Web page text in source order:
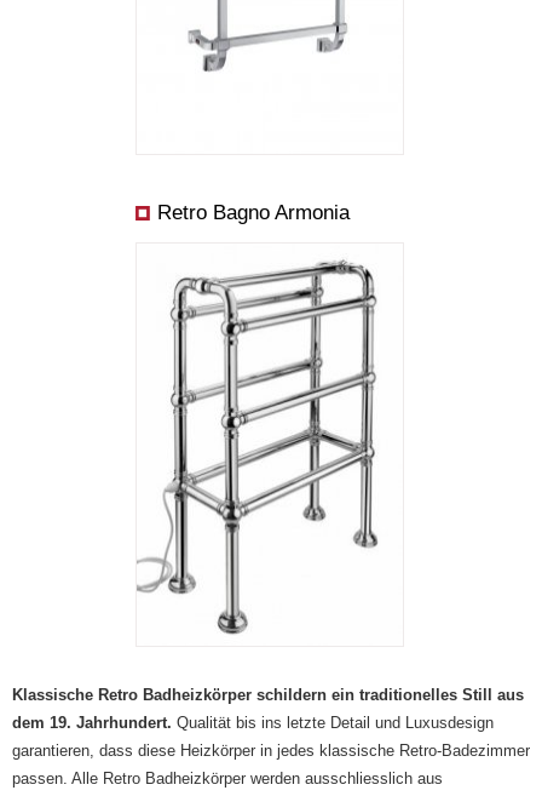
Leistung ab:
Retro Bagno Armonia
Abmessungen:
Preis ab:
Leistung ab:
Klassische Retro Badheizkörper schildern ein traditionelles Still aus
dem 19. Jahrhundert. Qualität bis ins letzte Detail und Luxusdesign
garantieren, dass diese Heizkörper in jedes klassische Retro-Badezimmer
passen. Alle Retro Badheizkörper werden ausschliesslich aus